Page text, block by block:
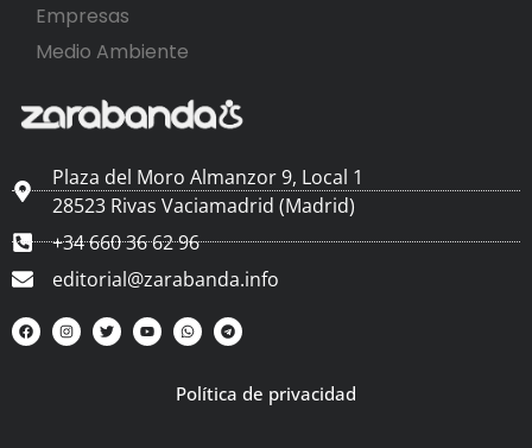
Empresas
Medio Ambiente
Plaza del Moro Almanzor 9, Local 1
28523 Rivas Vaciamadrid (Madrid)
+34 660 36 62 96
editorial@zarabanda.info
Política de privacidad